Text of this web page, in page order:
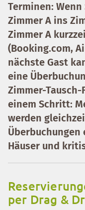
Terminen:
Zimmer A ins
Zimmer A
(Booking.com,
nächste Gast
eine
Zimmer-Tausch-
einem Schritt:
werden
Häuser und
per Drag &